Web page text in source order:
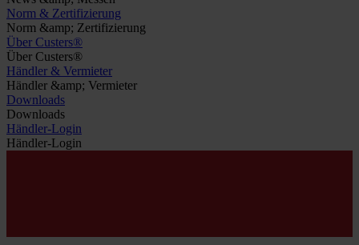
Norm & Zertifizierung
Norm &amp; Zertifizierung
Über Custers®
Über Custers®
Händler & Vermieter
Händler &amp; Vermieter
Downloads
Downloads
Händler-Login
Händler-Login